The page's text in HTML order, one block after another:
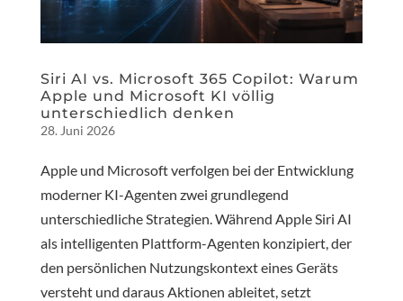
Siri AI vs. Microsoft 365 Copilot: Warum
Apple und Microsoft KI völlig
unterschiedlich denken
28. Juni 2026
Apple und Microsoft verfolgen bei der Entwicklung
moderner KI-Agenten zwei grundlegend
unterschiedliche Strategien. Während Apple Siri AI
als intelligenten Plattform-Agenten konzipiert, der
den persönlichen Nutzungskontext eines Geräts
versteht und daraus Aktionen ableitet, setzt